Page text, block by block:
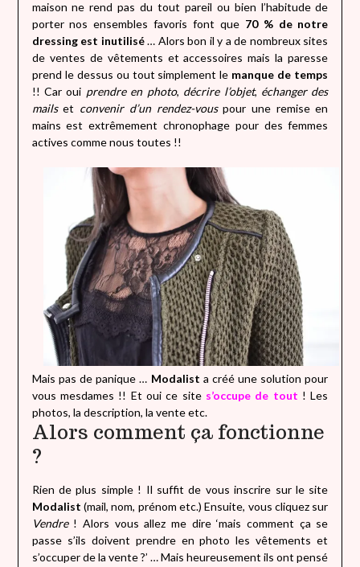
maison ne rend pas du tout pareil ou bien l’habitude de
porter nos ensembles favoris font que 70 % de notre
dressing est inutilisé… Alors bon il y a de nombreux sites
de ventes de vêtements et accessoires mais la paresse
prend le dessus ou tout simplement le manque de temps
!! Car oui prendre en photo, décrire l’objet, échanger des
mailset convenir d’un rendez-vouspour une remise en
mains est extrêmement chronophage pour des femmes
actives comme nous toutes !!
Mais pas de panique … Modalist a créé une solution pour
vous mesdames !! Et oui ce site s’occupe de tout ! Les
photos, la description, la vente etc.
Alors comment ça fonctionne
?
Rien de plus simple ! Il suffit de vous inscrire sur le site
Modalist (mail, nom, prénom etc.) Ensuite, vous cliquez sur
Vendre! Alors vous allez me dire ‘mais comment ça se
passe s’ils doivent prendre en photo les vêtements et
s’occuper de la vente ?’ … Mais heureusement ils ont pensé